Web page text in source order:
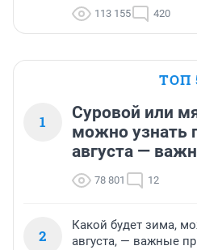
113 155 420
ТОП
1
Суровой или
можно узнать
августа —
78 801 12
2
Какой будет зима,
августа, — важные